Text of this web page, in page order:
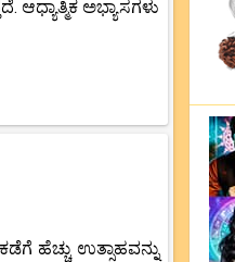
ಆಧ್ಯಾತ್ಮಿಕ ಅಭ್ಯಾಸಗಳು
ಹೆಚ್ಚು ಉತ್ಸಾಹವನ್ನು